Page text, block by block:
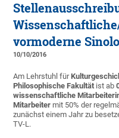
vormoderne
10/10/2016
Am Lehrstuhl für
Philosophische Fakultät ist ab
wissenschaftliche
Mitarbeiter mit 50% der
zunächst einem Jahr zu
TV-L.